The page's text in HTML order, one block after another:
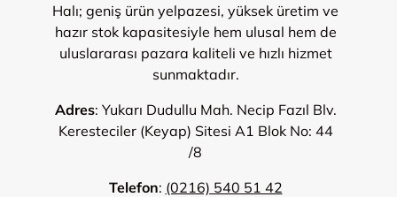
Halı; geniş ürün yelpazesi, yüksek üretim ve
hazır stok kapasitesiyle hem ulusal hem de
uluslararası pazara kaliteli ve hızlı hizmet
sunmaktadır.
Adres: Yukarı Dudullu Mah. Necip Fazıl Blv.
Keresteciler (Keyap) Sitesi A1 Blok No: 44
/8
Telefon: (0216) 540 51 42